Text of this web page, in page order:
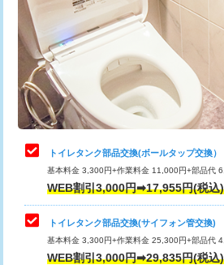
トイレタンク部品交換(ボールタップ交換）
基本料金 3,300円+作業料金 11,000円+部品代
WEB割引3,000円➡17,955円(税込)
トイレタンク部品交換(サイフォン管交換)
基本料金 3,300円+作業料金 25,300円+部品代
WEB割引3,000円➡29,835円(税込)